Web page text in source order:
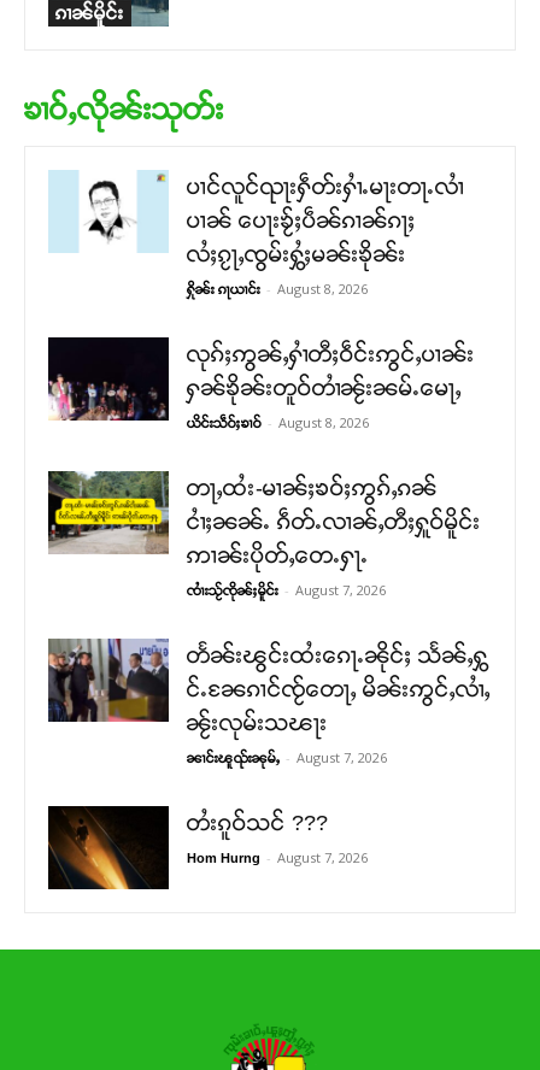
ၵၢၼ်မိူင်း
ၶၢဝ်ႇလိုၼ်းသုတ်း
ပၢင်လူင်ၺႃးႁဵတ်းႁၢႆႉမႃးတႃႉလၢႆ
ပၢၼ် ​​ပေႃးၶႂ်ႈပဵၼ်ၵၢၼ်ၵႃႈ
လႆႈၵႂႃႇၸွမ်းႁွႆႈမၼ်းၶိုၼ်း
ႁိုၼ်း ၵႃယၢင်း - August 8, 2026
လုၵ်ႈဢွၼ်ႇႁၢႆတီႈဝဵင်းဢွင်ႇပၢၼ်း
ႁၼ်ၶိုၼ်းတူဝ်တၢႆၼႂ်းၼမ်ႉမေႃႇ
ယိင်းသဵဝ်ႈၶၢဝ် - August 8, 2026
တႃႇထႆး-မၢၼ်ႈၶဝ်ႈဢွၵ်ႇၵၼ်
ငၢႆႈၼၼ်ႉ ၵဵတ်ႉလၢၼ်ႇတီႈႁူဝ်မိူင်း
ဢၢၼ်းပိုတ်ႇတေႉႁႃႉ
ၸၢႆးသႂ်ၸိုၼ်ႈမိူင်း - August 7, 2026
တႅၼ်းၽွင်းထႆးၵေႃႉၼိုင်ႈ သႅၼ်ႇႁွ
င်ႉၼႄၵၢင်ၸႂ်တေႃႇ မိၼ်းဢွင်ႇလၢႆႇ
ၼႂ်းလုမ်းသၽႃး
ၼၢင်းၽူၺ်းၼုမ်ႇ - August 7, 2026
တႆးၵူဝ်သင် ???
Hom Hurng - August 7, 2026